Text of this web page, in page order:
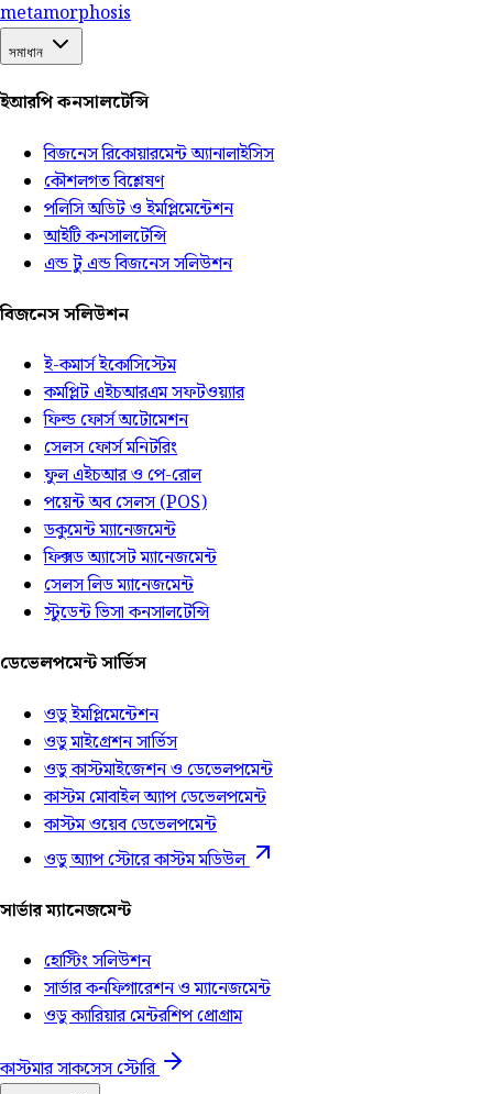
metamorphosis
সমাধান
ইআরপি কনসালটেন্সি
বিজনেস রিকোয়ারমেন্ট অ্যানালাইসিস
কৌশলগত বিশ্লেষণ
পলিসি অডিট ও ইমপ্লিমেন্টেশন
আইটি কনসালটেন্সি
এন্ড টু এন্ড বিজনেস সলিউশন
বিজনেস সলিউশন
ই-কমার্স ইকোসিস্টেম
কমপ্লিট এইচআরএম সফটওয়্যার
ফিল্ড ফোর্স অটোমেশন
সেলস ফোর্স মনিটরিং
ফুল এইচআর ও পে-রোল
পয়েন্ট অব সেলস (POS)
ডকুমেন্ট ম্যানেজমেন্ট
ফিক্সড অ্যাসেট ম্যানেজমেন্ট
সেলস লিড ম্যানেজমেন্ট
স্টুডেন্ট ভিসা কনসালটেন্সি
ডেভেলপমেন্ট সার্ভিস
ওডু ইমপ্লিমেন্টেশন
ওডু মাইগ্রেশন সার্ভিস
ওডু কাস্টমাইজেশন ও ডেভেলপমেন্ট
কাস্টম মোবাইল অ্যাপ ডেভেলপমেন্ট
কাস্টম ওয়েব ডেভেলপমেন্ট
ওডু অ্যাপ স্টোরে কাস্টম মডিউল
সার্ভার ম্যানেজমেন্ট
হোস্টিং সলিউশন
সার্ভার কনফিগারেশন ও ম্যানেজমেন্ট
ওডু ক্যারিয়ার মেন্টরশিপ প্রোগ্রাম
কাস্টমার সাকসেস স্টোরি